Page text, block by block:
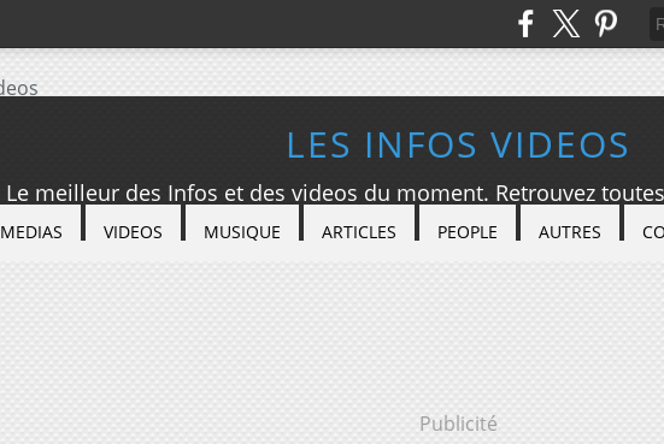
LES INFOS VIDEOS
Le meilleur des Infos et des videos du moment. Retrouvez
MEDIAS VIDEOS MUSIQUE ARTICLES PEOPLE AUTRES
Publicité